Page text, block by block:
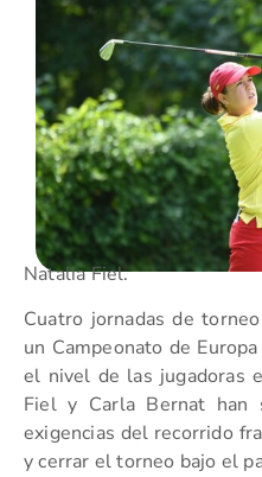
Natalia Fiel.
Cuatro jornadas de
un Campeonato de
el nivel de las jugadoras
Fiel y Carla Bernat han
exigencias del recorrido
y cerrar el torneo bajo el